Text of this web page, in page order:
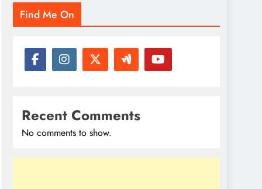
Find Me On
Recent Comments
No comments to show.